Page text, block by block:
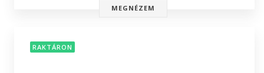
MEGNÉZEM
RAKTÁRON